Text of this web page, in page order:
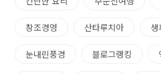
창조경영 산타루치아 생
눈내린풍경 블로그랭킹